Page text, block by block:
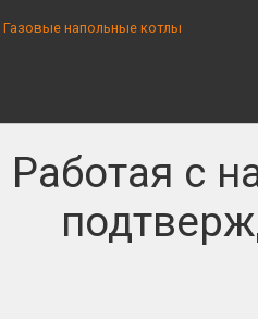
Газовые напольные котлы
Работая с